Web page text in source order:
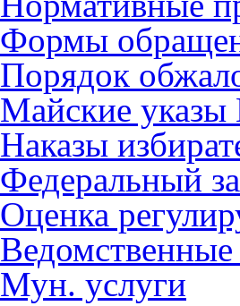
Формы
Порядок
Майские
Наказы
Федеральный
Оценка
Мун. услуги